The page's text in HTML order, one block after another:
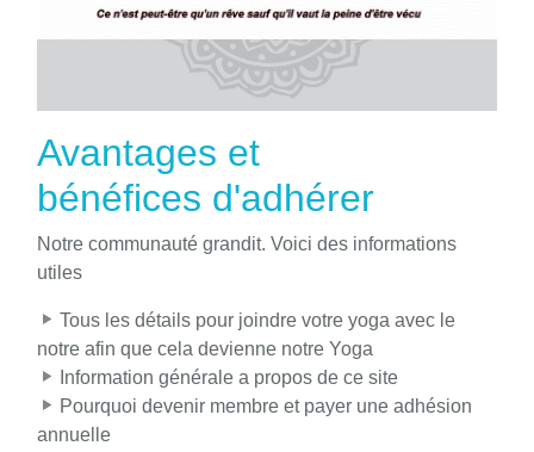
Avantages et
bénéfices d'adhérer
Notre communauté grandit. Voici des informations
utiles
Tous les détails pour joindre votre yoga avec le
notre afin que cela devienne notre Yoga
Information générale a propos de ce site
Pourquoi devenir membre et payer une adhésion
annuelle